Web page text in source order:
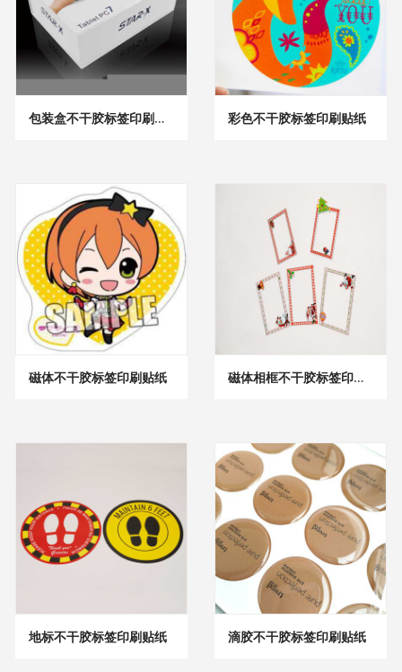
包装盒不干胶标签印刷贴纸 彩色不干胶标签印刷贴纸
磁体不干胶标签印刷贴纸 磁体相框不干胶标签印刷贴纸
地标不干胶标签印刷贴纸 滴胶不干胶标签印刷贴纸